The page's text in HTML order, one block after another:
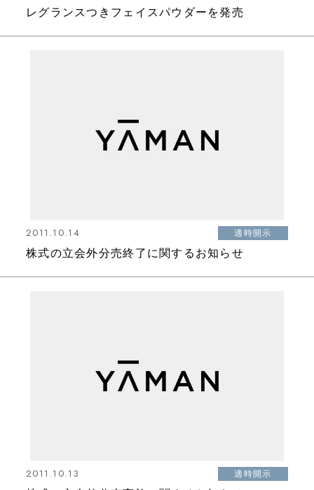
レグランスつきフェイスパウダーを発売
2011.10.14 適時開示
株式の立会外分売終了に関するお知らせ
2011.10.13 適時開示